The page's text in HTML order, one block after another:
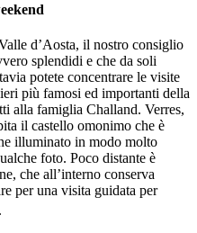
d’Aosta, il nostro consiglio
splendidi e che da soli
potete concentrare le visite
più famosi ed importanti della
alla famiglia Challand. Verres,
il castello omonimo che è
illuminato in modo molto
foto. Poco distante è
che all’interno conserva
per una visita guidata per